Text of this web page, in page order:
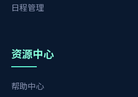
日程管理
资源中心
帮助中心